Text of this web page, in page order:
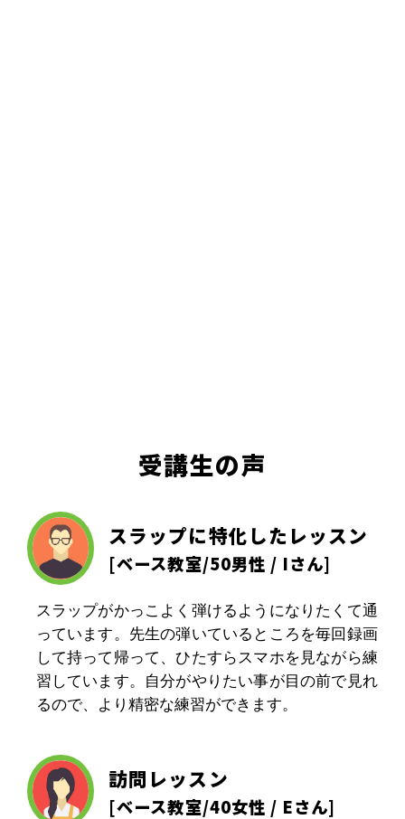
受講生の声
スラップに特化したレッスン
[ベース教室/50男性 / Iさん]
スラップがかっこよく弾けるようになりたくて通
っています。先生の弾いているところを毎回録画
して持って帰って、ひたすらスマホを見ながら練
習しています。自分がやりたい事が目の前で見れ
るので、より精密な練習ができます。
訪問レッスン
[ベース教室/40女性 / Eさん]